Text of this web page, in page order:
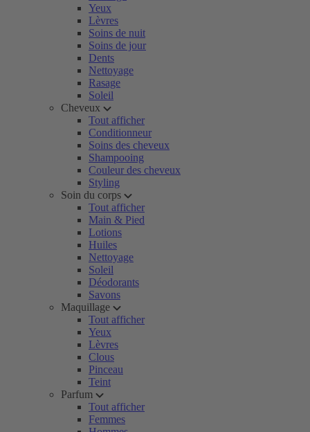
Yeux
Lèvres
Soins de nuit
Soins de jour
Dents
Nettoyage
Rasage
Soleil
Cheveux
Tout afficher
Conditionneur
Soins des cheveux
Shampooing
Couleur des cheveux
Styling
Soin du corps
Tout afficher
Main & Pied
Lotions
Huiles
Nettoyage
Soleil
Déodorants
Savons
Maquillage
Tout afficher
Yeux
Lèvres
Clous
Pinceau
Teint
Parfum
Tout afficher
Femmes